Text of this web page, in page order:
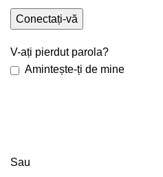
Conectați-vă
V-ați pierdut parola?
Amintește-ți de mine
Sau